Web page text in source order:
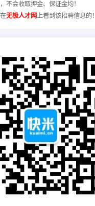
不会收取押金、保证金均！
无极人才网上看到该招聘信息的！